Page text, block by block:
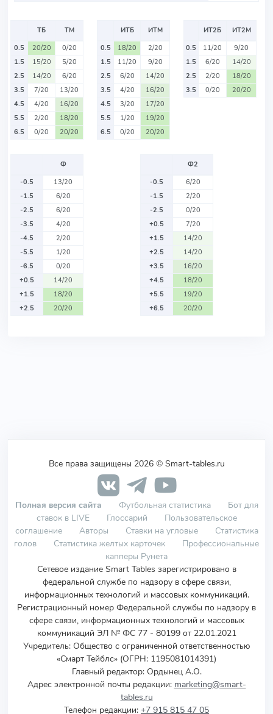
ТБ
ТМ
0.5
20/20
0/20
1.5
15/20
5/20
2.5
14/20
6/20
3.5
7/20
13/20
4.5
4/20
16/20
5.5
2/20
18/20
6.5
0/20 20/20
ИТБ
ИТМ
0.5
18/20
2/20
1.5
11/20
9/20
2.5
6/20
14/20
3.5
4/20
16/20
4.5
3/20
17/20
5.5
1/20
19/20
6.5
0/20 20/20
ИТ2Б
ИТ2М
0.5
11/20
9/20
1.5
6/20
14/20
2.5
2/20
18/20
3.5
0/20 20/20
Ф
-0.5
13/20
-1.5
6/20
-2.5
6/20
-3.5
4/20
-4.5
2/20
-5.5
1/20
-6.5
0/20
+0.5
14/20
+1.5
18/20
+2.5
20/20
Ф2
-0.5
6/20
-1.5
2/20
-2.5
0/20
+0.5
7/20
+1.5
14/20
+2.5
14/20
+3.5
16/20
+4.5
18/20
+5.5
19/20
+6.5
20/20
Все права защищены 2026 © Smart-tables.ru
Полная версия сайта Футбольная статистика
Бот для
ставок в LIVE
Глоссарий
Пользовательское
соглашение
Авторы Ставки на угловые
Статистика
голов
Статистика желтых карточек
Профессиональные
капперы Рунета
Сетевое издание Smart Tables зарегистрировано в
федеральной службе по надзору в сфере связи,
информационных технологий и массовых коммуникаций.
Регистрационный номер Федеральной службы по надзору в
сфере связи, информационных технологий и массовых
коммуникаций ЭЛ № ФС 77 - 80199 от 22.01.2021
Учредитель: Общество с ограниченной ответственностью
«Смарт Тейблс» (ОГРН: 1195081014391)
Главный редактор: Ордынец А.О.
Адрес электронной почты редакции: marketing@smart-
tables.ru
Телефон редакции: +7 915 815 47 05